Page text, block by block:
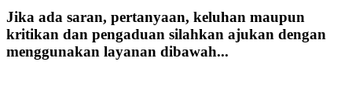
Jika ada saran, pertanyaan, keluhan maupun
kritikan dan pengaduan silahkan ajukan dengan
menggunakan layanan dibawah...